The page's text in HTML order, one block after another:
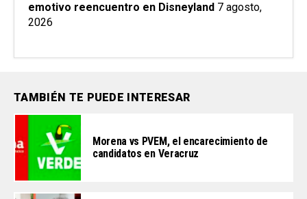
emotivo reencuentro en Disneyland 7 agosto,
2026
TAMBIÉN TE PUEDE INTERESAR
Morena vs PVEM, el encarecimiento de
candidatos en Veracruz